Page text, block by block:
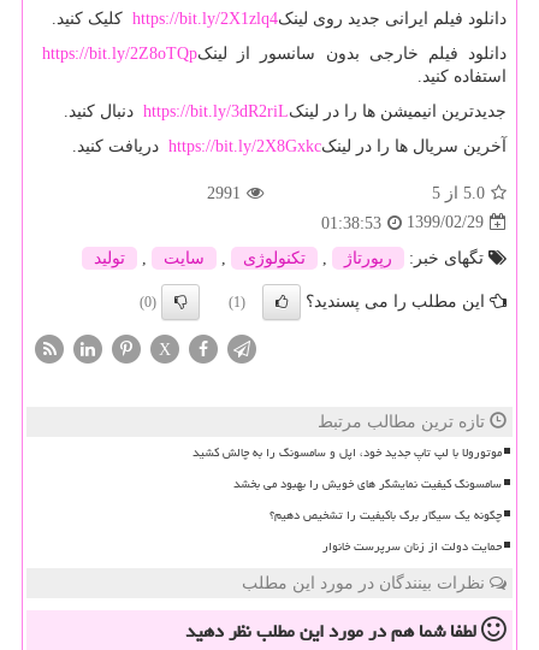
دانلود فیلم ایرانی جدید روی لینکhttps://bit.ly/2X1zlq4 کلیک کنید.
دانلود فیلم خارجی بدون سانسور از لینکhttps://bit.ly/2Z8oTQp
استفاده کنید.
جدیدترین انیمیشن ها را در لینکhttps://bit.ly/3dR2riL دنبال کنید.
آخرین سریال ها را در لینکhttps://bit.ly/2X8Gxkc دریافت کنید.
5.0 از 5
2991
1399/02/29
01:38:53
تگهای خبر:
رپورتاژ تكنولوژی سایت تولید
این مطلب را می پسندید؟ (1)
(0)
X
تازه ترین مطالب مرتبط
موتورولا با لپ تاپ جدید خود، اپل و سامسونگ را به چالش کشید
سامسونگ کیفیت نمایشگر های خویش را بهبود می بخشد
چگونه یک سیگار برگ باکیفیت را تشخیص دهیم؟
حمایت دولت از زنان سرپرست خانوار
نظرات بینندگان در مورد این مطلب
لطفا شما همدر مورد این مطلبنظر دهید